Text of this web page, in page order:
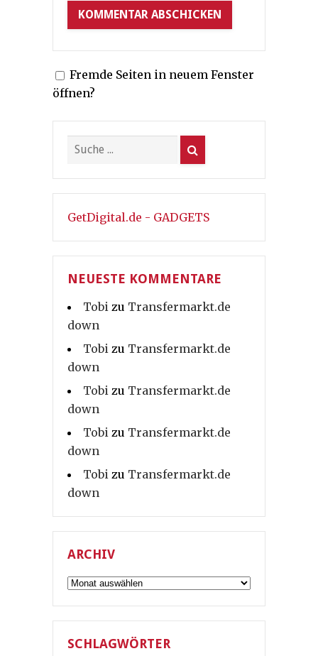
Fremde Seiten in neuem Fenster
öffnen?
GetDigital.de - GADGETS
NEUESTE KOMMENTARE
Tobi zu Transfermarkt.de
down
Tobi zu Transfermarkt.de
down
Tobi zu Transfermarkt.de
down
Tobi zu Transfermarkt.de
down
Tobi zu Transfermarkt.de
down
ARCHIV
Archiv
SCHLAGWÖRTER